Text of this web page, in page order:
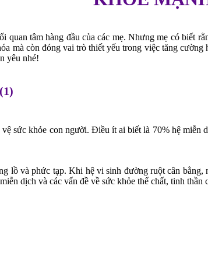
quan tâm hàng đầu của các mẹ. Nhưng mẹ có biết
mà còn đóng vai trò thiết yếu trong việc tăng
yêu nhé!
(1)
sức khỏe con người. Điều ít ai biết là 70% hệ
lồ và phức tạp. Khi hệ vi sinh đường ruột cân
dịch và các vấn đề về sức khỏe thể chất, tinh thần